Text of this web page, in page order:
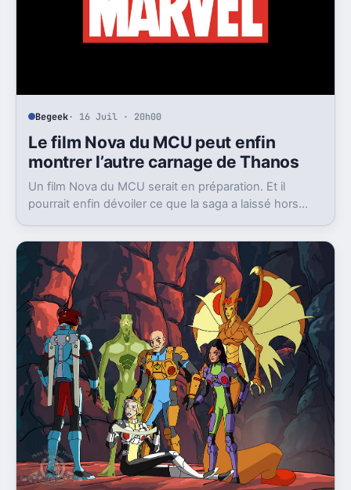
Begeek· 16 Juil · 20h00
Le film Nova du MCU peut enfin
montrer l’autre carnage de Thanos
Un film Nova du MCU serait en préparation. Et il
pourrait enfin dévoiler ce que la saga a laissé hors